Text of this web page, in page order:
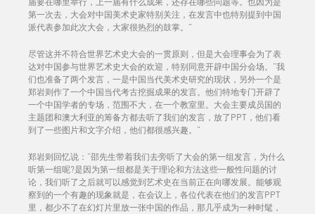
第一次去，大会对中国美术史家特别关注，在发言中也特别提到中国
派代表参加此次大会，大家很热烈的鼓掌。”
尽管这并不符合世界艺术史大会的一贯原则，但是大会理事会为了表
达对中国参与世界艺术史大会的欢迎，特别同意开辟中国分会场。“我
们也准备了两个发言，一是中国当代美术史研究的现状，另外一个是
郑岩则作了一个中国当代考古挖掘成果的发言。他们特地专门开辟了
一个中国学者的专场，范围不大，在一个教室里。大会主要成员国的
主题团和澳大利亚的筹备方都去听了我们的发言，放了PPT，他们看
到了一些图片和文字介绍，他们都很感兴趣。”
郑岩则回忆说：“邵先生带着我们去旁听了大会的第一组发言，为什么
听第一组呢?是因为第一组都是关于理论和方法这些一般性问题的讨
论，我们听了之后就可以感觉到艺术史在当前正在向哪发展。能够观
察到的一个有趣的现象就是，在会议上，各位代表在他们的发言PPT
里，都少不了在幻灯片里放一张中国的作品，那几乎成为一种时髦，